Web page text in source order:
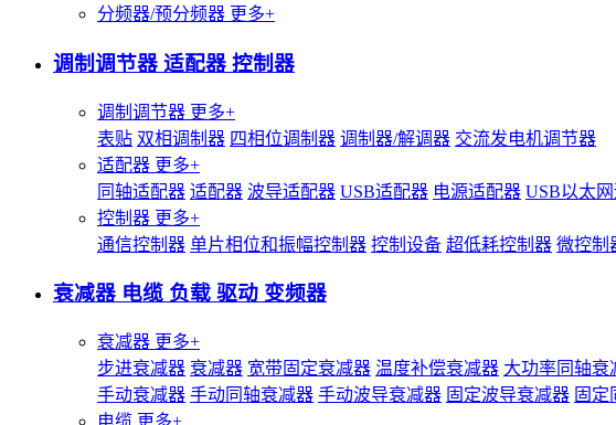
分频器/预分频器 更多+
调制调节器 适配器 控制器
调制调节器 更多+
表贴 双相调制器 四相位调制器 调制器/解调器 交流发电机调节器
适配器 更多+
同轴适配器 适配器 波导适配器 USB适配器 电源适配器 USB以太
控制器 更多+
通信控制器 单片相位和振幅控制器 控制设备 超低耗控制器 微控制
衰减器 电缆 负载 驱动 变频器
衰减器 更多+
步进衰减器 衰减器 宽带固定衰减器 温度补偿衰减器 大功率同轴衰
手动衰减器 手动同轴衰减器 手动波导衰减器 固定波导衰减器 固定
电缆 更多+